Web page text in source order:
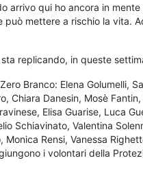
arrivo qui ho ancora in
mettere a rischio la vita.
replicando, in queste
Branco: Elena Golumelli,
Chiara Danesin, Mosè
Elisa Guarise, Luca
Schiavinato, Valentina
Rensi, Vanessa
i volontari della